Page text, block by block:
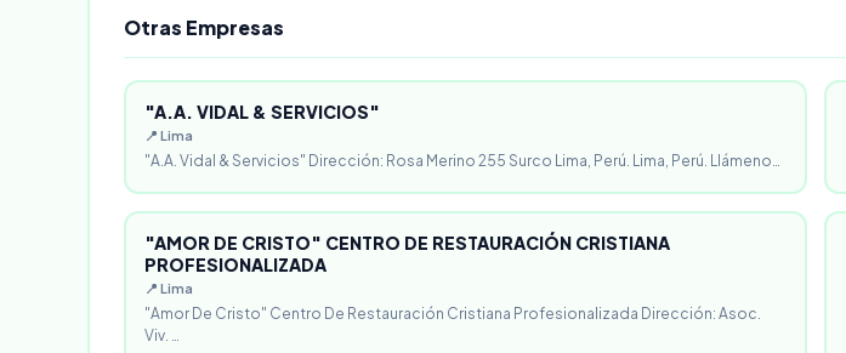
Otras Empresas
"A.A. VIDAL & SERVICIOS"
📍 Lima
"A.A. Vidal & Servicios" Dirección: Rosa Merino 255 Surco Lima, Perú. Lima, Perú. Llámeno…
"AMOR DE CRISTO" CENTRO DE RESTAURACIÓN CRISTIANA
PROFESIONALIZADA
📍 Lima
"Amor De Cristo" Centro De Restauración Cristiana Profesionalizada Dirección: Asoc.
Viv. …